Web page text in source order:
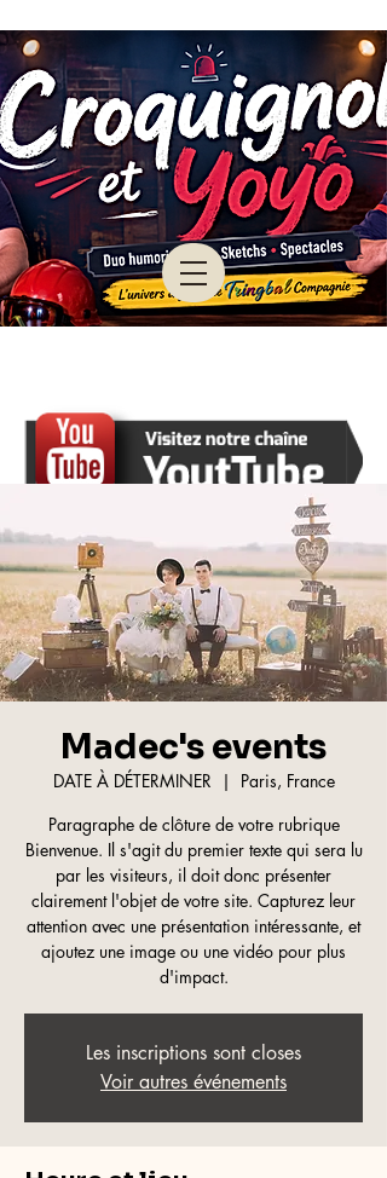
Madec's events
DATE À DÉTERMINER
  |
Paris, France
Paragraphe de clôture de votre rubrique
Bienvenue. Il s'agit du premier texte qui sera lu
par les visiteurs, il doit donc présenter
clairement l'objet de votre site. Capturez leur
attention avec une présentation intéressante, et
ajoutez une image ou une vidéo pour plus
d'impact.
Les inscriptions sont closes
Voir autres événements